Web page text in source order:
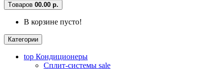
Tоваров 00.00 р.
В корзине пусто!
Категории
top Кондиционеры
Сплит-системы sale